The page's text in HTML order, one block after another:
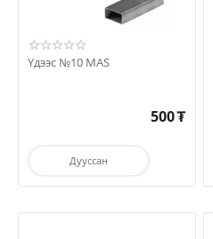
Үдээс №10 MAS
500₮
Дууссан